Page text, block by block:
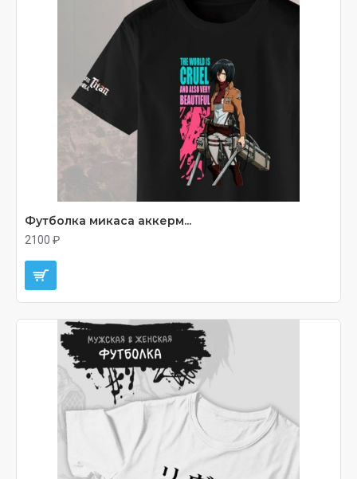
Футболка микаса аккерм...
2100 ₽